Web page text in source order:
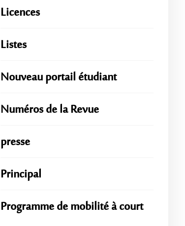
Licences
Listes
Nouveau portail étudiant
Numéros de la Revue
presse
Principal
Programme de mobilité à court